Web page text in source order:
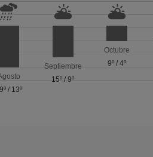
/ 13º
Septiembre
15º /9º
Octubre
9º /4º